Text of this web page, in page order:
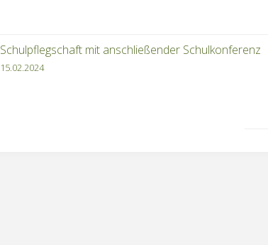
Schulpflegschaft mit anschließender Schulkonferenz
15.02.2024